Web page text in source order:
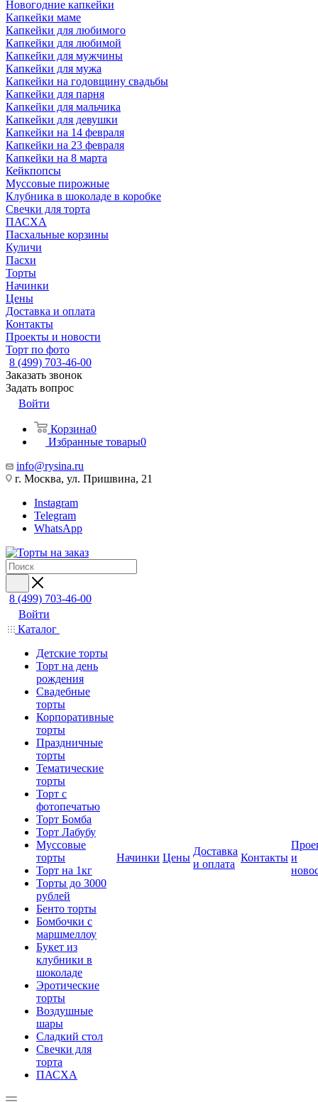
Новогодние капкейки
Капкейки маме
Капкейки для любимого
Капкейки для любимой
Капкейки для мужчины
Капкейки для мужа
Капкейки на годовщину свадьбы
Капкейки для парня
Капкейки для мальчика
Капкейки для девушки
Капкейки на 14 февраля
Капкейки на 23 февраля
Капкейки на 8 марта
Кейкпопсы
Муссовые пирожные
Клубника в шоколаде в коробке
Свечки для торта
ПАСХА
Пасхальные корзины
Куличи
Пасхи
Торты
Начинки
Цены
Доставка и оплата
Контакты
Проекты и новости
Торт по фото
8 (499) 703-46-00
Заказать звонок
Задать вопрос
Войти
Корзина0
Избранные товары0
info@rysina.ru
г. Москва, ул. Пришвина, 21
Instagram
Telegram
WhatsApp
8 (499) 703-46-00
Войти
Каталог
Детские торты
Торт на день
рождения
Свадебные
торты
Корпоративные
торты
Праздничные
торты
Тематические
торты
Торт с
фотопечатью
Торт Бомба
Торт Лабубу
Муссовые
торты
Торт на 1кг
Торты до 3000
рублей
Бенто торты
Бомбочки с
маршмеллоу
Букет из
клубники в
шоколаде
Эротические
торты
Воздушные
шары
Сладкий стол
Свечки для
торта
ПАСХА
Начинки Цены
Доставка
и оплата
Контакты и